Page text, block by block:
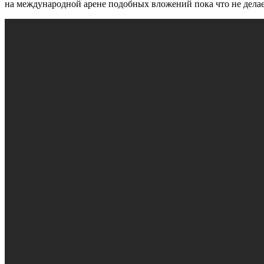
на международной арене подобных вложений пока что не